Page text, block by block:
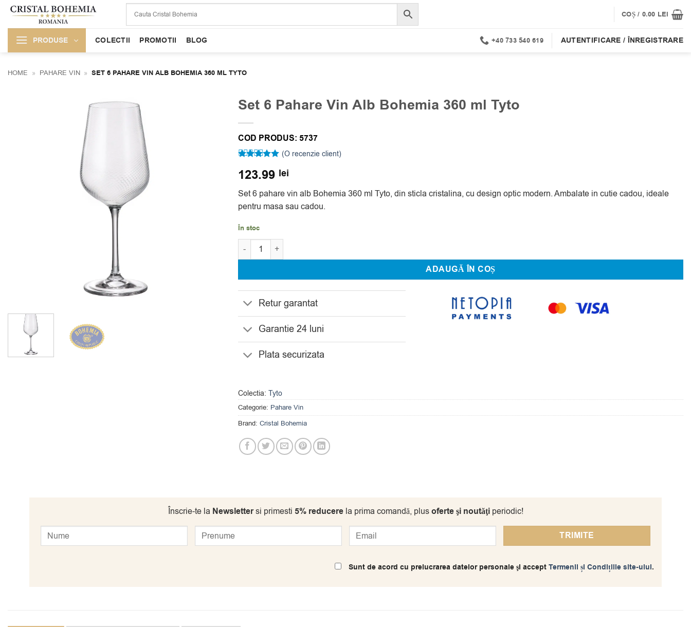
Skip
content
COȘ / 0.00 LEI
PRODUSE COLECTII PROMOTII BLOG +40 733 540 619 AUTENTIFICARE / ÎNREGISTRARE
HOME » PAHARE VIN » SET 6 PAHARE VIN ALB BOHEMIA 360 ML TYTO
Set 6 Pahare Vin Alb Bohemia 360 ml Tyto
COD PRODUS: 5737
5 din 5 pe
singure
evaluări
(O recenzie client)
123.99 lei
Set 6 pahare vin alb Bohemia 360 ml Tyto, din sticla cristalina, cu design optic modern. Ambalate in cutie cadou, ideale
pentru masa sau cadou.
În stoc
Cantitate Set 6 Pahare Vin Alb Bohemia 360 ml Tyto
ADAUGĂ ÎN COȘ
Retur garantat
Garantie 24 luni
Plata securizata
Colectia: Tyto
Categorie: Pahare Vin
Brand: Cristal Bohemia
Înscrie-te la Newslettersi primesti 5% reducerela prima comandă, plusoferte şi noutăţiperiodic!
Sunt de acord cu prelucrarea datelor personale şi acceptTermenii și Condițiile site-ului.